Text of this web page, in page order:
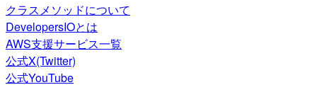
クラスメソッドについて
DevelopersIOとは
AWS支援サービス一覧
公式X(Twitter)
公式YouTube